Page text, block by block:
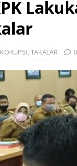
KORUPSI TAKALAR 0